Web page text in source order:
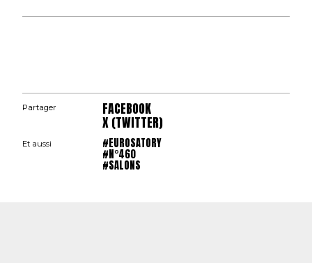
Partager FACEBOOK
X (TWITTER)
Et aussi #EUROSATORY
#N°460
#SALONS